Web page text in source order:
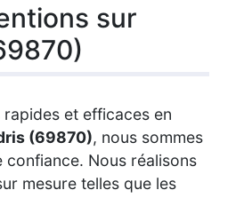
sur
et efficaces en
(69870), nous sommes
Nous réalisons
mesure telles que les